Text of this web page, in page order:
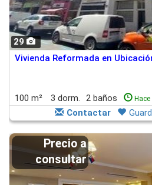
29
Vivienda Reformada en
100 m² 3 dorm. 2 baños
Contactar
Precio a
consultar